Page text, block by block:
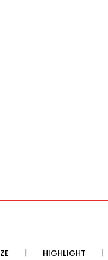
HIGHLIGHT